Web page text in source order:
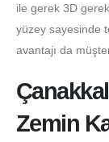
ile gerek 3D
yüzey sayesinde
avantajı da
Zemin